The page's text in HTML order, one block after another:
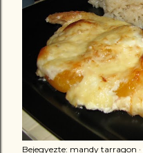
Bejegyezte: mandy tarragon